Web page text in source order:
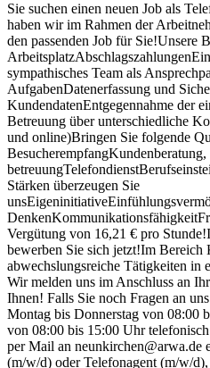
Sie suchen einen neuen Job als
haben wir im Rahmen der
den passenden Job für Sie!Unsere
sympathisches Team als
AufgabenDatenerfassung und
KundendatenEntgegennahme der
Betreuung über unterschiedliche
und online)Bringen Sie folgende
BesucherempfangKundenberatung,
Stärken überzeugen Sie
Vergütung von 16,21 € pro
bewerben Sie sich jetzt!Im
abwechslungsreiche Tätigkeiten in
Wir melden uns im Anschluss an
Ihnen! Falls Sie noch Fragen an
Montag bis Donnerstag von 08:00
von 08:00 bis 15:00 Uhr
per Mail an neunkirchen@arwa.de
(m/w/d) oder Telefonagent (m/w/